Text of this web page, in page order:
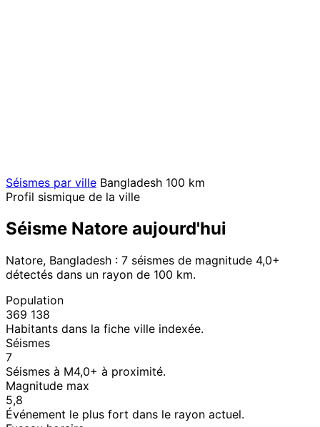
Séismes par ville Bangladesh 100 km
Profil sismique de la ville
Séisme Natore aujourd'hui
Natore, Bangladesh : 7 séismes de magnitude 4,0+
détectés dans un rayon de 100 km.
Population
369 138
Habitants dans la fiche ville indexée.
Séismes
7
Séismes à M4,0+ à proximité.
Magnitude max
5,8
Événement le plus fort dans le rayon actuel.